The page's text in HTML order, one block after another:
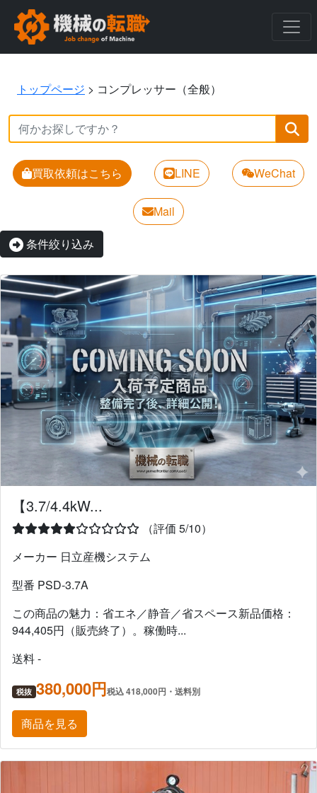
トップページ > コンプレッサー（全般）
買取依頼はこちら LINE WeChat
Mail
条件絞り込み
【3.7/4.4kW...
（評価 5/10）
メーカー 日立産機システム
型番 PSD-3.7A
この商品の魅力：省エネ／静音／省スペース新品価格：
944,405円（販売終了）。稼働時...
送料 -
税抜 380,000円税込 418,000円・送料別
商品を見る